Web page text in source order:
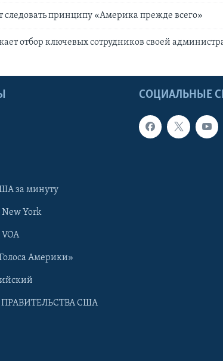
следовать принципу «Америка прежде всего»
отбор ключевых сотрудников своей
СОЦИАЛЬНЫЕ
за минуту
York
Америки»
США